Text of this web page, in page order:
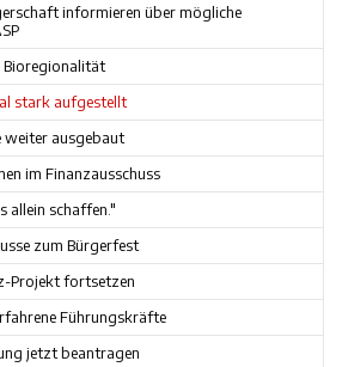
informieren über mögliche
Bioregionalität
stark aufgestellt
weiter ausgebaut
im Finanzausschuss
allein schaffen."
zum Bürgerfest
Projekt fortsetzen
Führungskräfte
jetzt beantragen